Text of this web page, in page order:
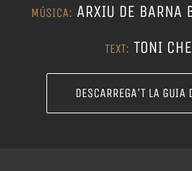
MÚSICA: ARXIU DE BARNA
TEXT: TONI
DESCARREGA’T LA GUIA